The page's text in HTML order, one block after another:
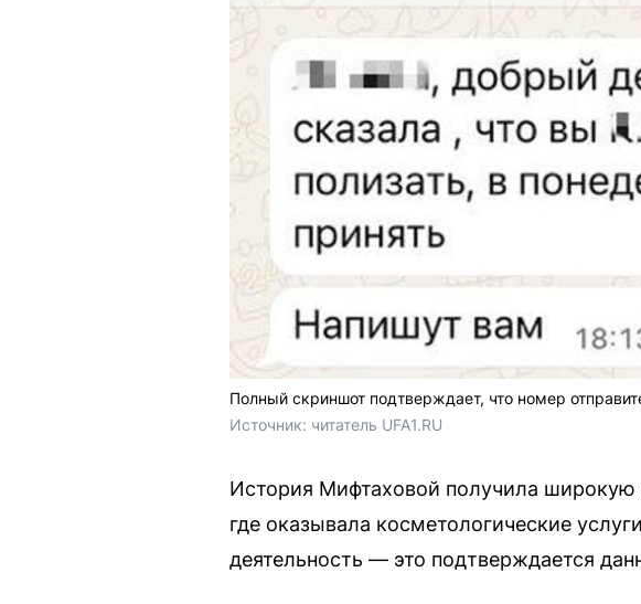
Полный скриншот подтверждает, что номер
Источник: читатель UFA1.RU
История Мифтаховой получила широкую
где оказывала косметологические
деятельность — это подтверждается